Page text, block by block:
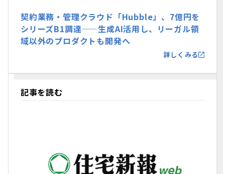
契約業務・管理クラウド「Hubble」、7億円を
シリーズB1調達——生成AI活用し、リーガル領
域以外のプロダクトも開発へ
詳しくみる
記事を読む